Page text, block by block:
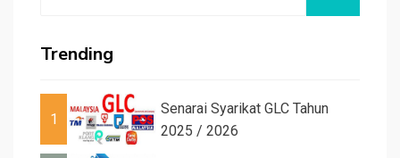
Trending
1
Senarai Syarikat GLC Tahun
2025 / 2026